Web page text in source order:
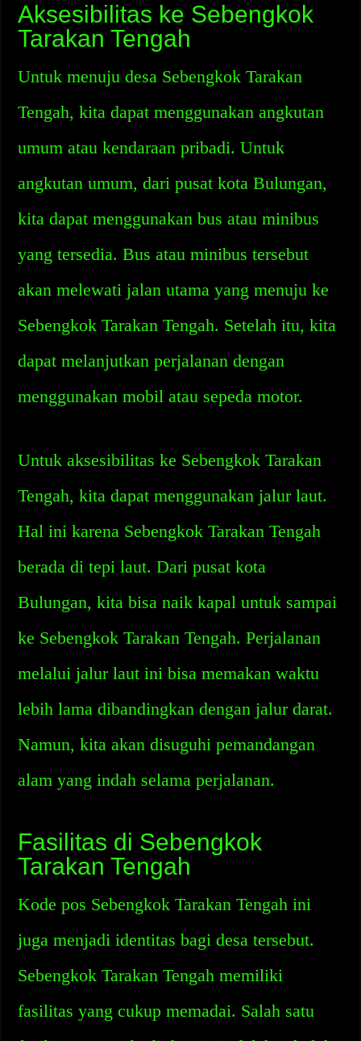
Aksesibilitas ke Sebengkok
Tarakan Tengah
Untuk menuju desa Sebengkok Tarakan
Tengah, kita dapat menggunakan angkutan
umum atau kendaraan pribadi. Untuk
angkutan umum, dari pusat kota Bulungan,
kita dapat menggunakan bus atau minibus
yang tersedia. Bus atau minibus tersebut
akan melewati jalan utama yang menuju ke
Sebengkok Tarakan Tengah. Setelah itu, kita
dapat melanjutkan perjalanan dengan
menggunakan mobil atau sepeda motor.
Untuk aksesibilitas ke Sebengkok Tarakan
Tengah, kita dapat menggunakan jalur laut.
Hal ini karena Sebengkok Tarakan Tengah
berada di tepi laut. Dari pusat kota
Bulungan, kita bisa naik kapal untuk sampai
ke Sebengkok Tarakan Tengah. Perjalanan
melalui jalur laut ini bisa memakan waktu
lebih lama dibandingkan dengan jalur darat.
Namun, kita akan disuguhi pemandangan
alam yang indah selama perjalanan.
Fasilitas di Sebengkok
Tarakan Tengah
Kode pos Sebengkok Tarakan Tengah ini
juga menjadi identitas bagi desa tersebut.
Sebengkok Tarakan Tengah memiliki
fasilitas yang cukup memadai. Salah satu